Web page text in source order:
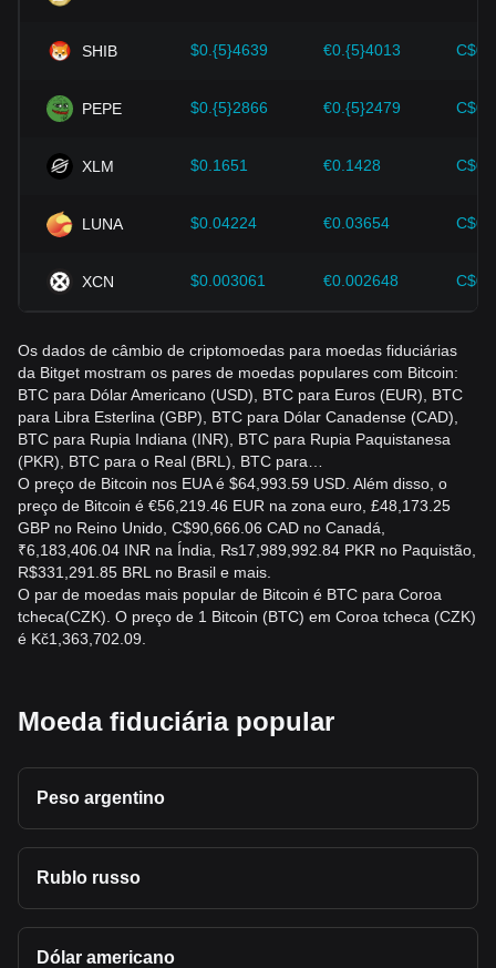
investidores também devem monitorar de perto as futuras
mudanças no preço do Bitcoin e ajustar suas estratégias de
SHIB $0.{5}4639 €0.{5}4013
PEPE $0.{5}2866 €0.{5}2479
XLM $0.1651 €0.1428
LUNA $0.04224 €0.03654
XCN $0.003061 €0.002648
Os dados de câmbio de criptomoedas para moedas fiduciárias
da Bitget mostram os pares de moedas populares com Bitcoin:
BTC para Dólar Americano (USD), BTC para Euros (EUR), BTC
para Libra Esterlina (GBP), BTC para Dólar Canadense (CAD),
BTC para Rupia Indiana (INR), BTC para Rupia Paquistanesa
(PKR), BTC para o Real (BRL), BTC para…
O preço de Bitcoin nos EUA é $64,993.59 USD. Além disso, o
preço de Bitcoin é €56,219.46 EUR na zona euro, £48,173.25
GBP no Reino Unido, C$90,666.06 CAD no Canadá,
₹6,183,406.04 INR na Índia, ₨17,989,992.84 PKR no Paquistão,
R$331,291.85 BRL no Brasil e mais.
O par de moedas mais popular de Bitcoin é BTC para Coroa
tcheca(CZK). O preço de 1 Bitcoin (BTC) em Coroa tcheca (CZK)
é Kč1,363,702.09.
Moeda fiduciária popular
Peso argentino
Rublo russo
Dólar americano